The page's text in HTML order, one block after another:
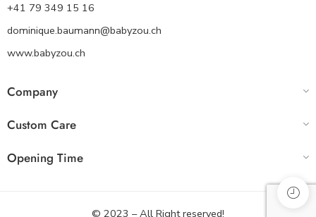
+41 79 349 15 16
dominique.baumann@babyzou.ch
www.babyzou.ch
Company
Custom Care
Opening Time
© 2023 – All Right reserved!